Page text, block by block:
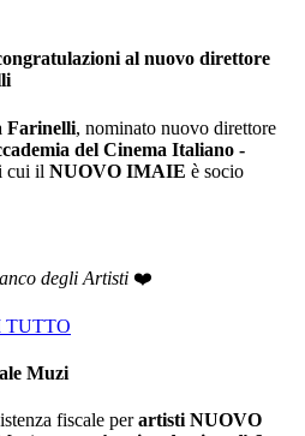
al nuovo direttore
Farinelli, nominato nuovo direttore
del Cinema Italiano -
cui il NUOVO IMAIE è socio
degli Artisti ❤️
TUTTO
Muzi
fiscale perartisti NUOVO